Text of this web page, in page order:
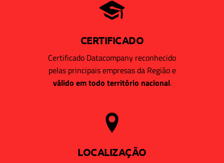
CERTIFICADO
Certificado Datacompany reconhecido
pelas principais empresas da Região e
válido em todo território nacional.
LOCALIZAÇÃO